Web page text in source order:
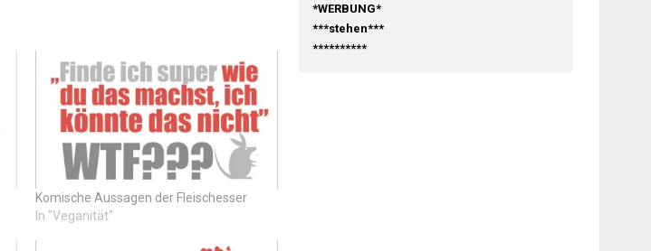
Komische Aussagen der Fleischesser
In "Veganität"
*WERBUNG*
***stehen***
**********